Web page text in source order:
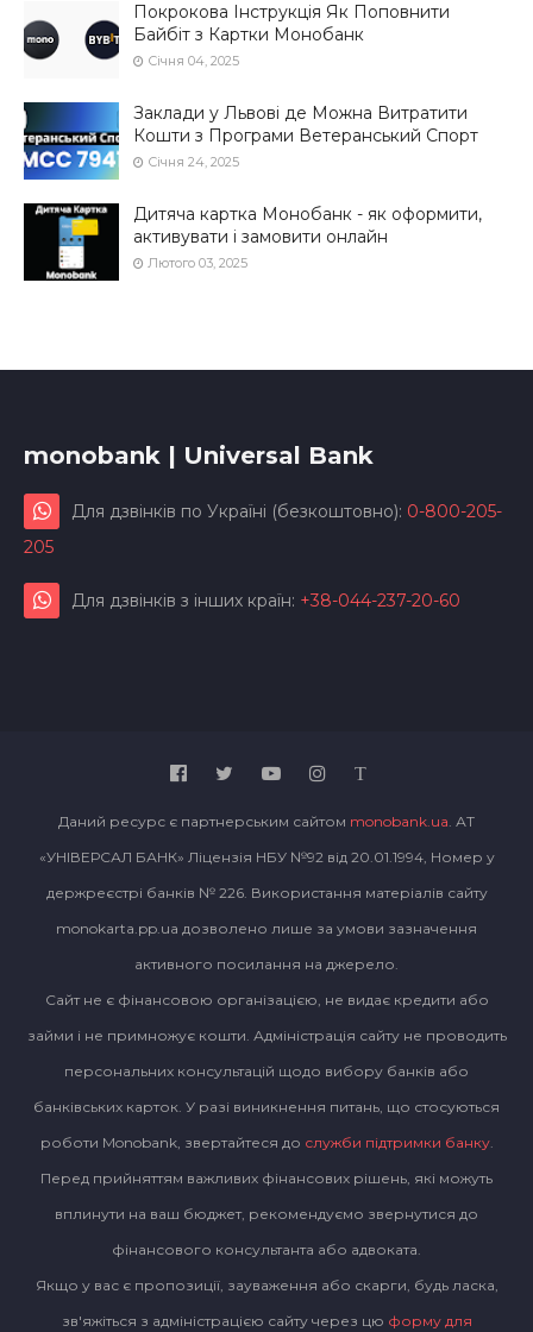
Покрокова Інструкція Як Поповнити
Байбіт з Картки Монобанк
Січня 04, 2025
Заклади у Львові де Можна Витратити
Кошти з Програми Ветеранський Спорт
Січня 24, 2025
Дитяча картка Монобанк - як оформити,
активувати і замовити онлайн
Лютого 03, 2025
monobank | Universal Bank
Для дзвінків по Україні (безкоштовно): 0-800-205-
205
Для дзвінків з інших країн: +38-044-237-20-60
Даний ресурс є партнерським сайтом monobank.ua. АТ
«УНІВЕРСАЛ БАНК» Ліцензія НБУ №92 від 20.01.1994, Номер у
держреєстрі банків № 226. Використання матеріалів сайту
monokarta.pp.ua дозволено лише за умови зазначення
активного посилання на джерело.
Сайт не є фінансовою організацією, не видає кредити або
займи і не примножує кошти. Адміністрація сайту не проводить
персональних консультацій щодо вибору банків або
банківських карток. У разі виникнення питань, що стосуються
роботи Monobank, звертайтеся до служби підтримки банку.
Перед прийняттям важливих фінансових рішень, які можуть
вплинути на ваш бюджет, рекомендуємо звернутися до
фінансового консультанта або адвоката.
Якщо у вас є пропозиції, зауваження або скарги, будь ласка,
зв'яжіться з адміністрацією сайту через цю форму для